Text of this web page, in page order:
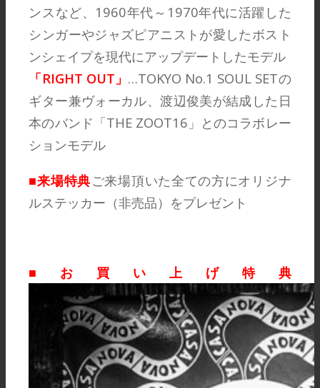
ンスなど、1960年代～1970年代に活躍した
シンガーやジャズピアニストが愛したボスト
ンシェイプを現代にアップデートしたモデル
「RIGHT OUT」 …TOKYO No.1 SOUL SETの
ギター兼ヴォーカル、渡辺俊美が結成した日
本のバンド「THE ZOOT16」とのコラボレー
ションモデル
■来場特典ご来場頂いた全ての方にオリジナ
ルステッカー（非売品）をプレゼント
■お買い上げ特典